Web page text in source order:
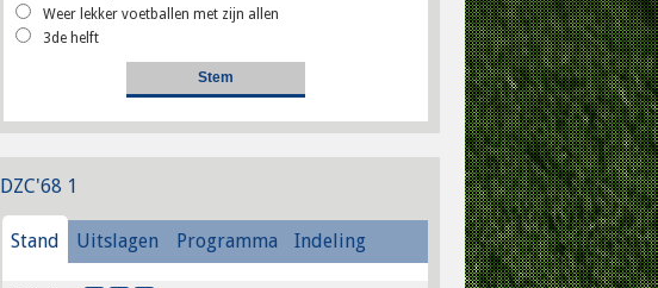
Weer lekker voetballen met zijn allen
3de helft
DZC'68 1
Stand Uitslagen Programma Indeling